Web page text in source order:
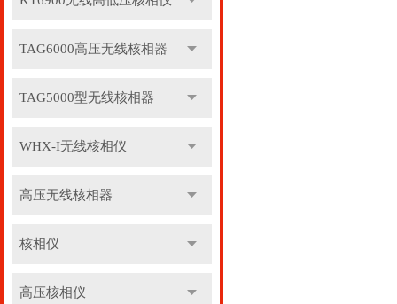
TAG6000高压无线核相器
TAG5000型无线核相器
WHX-I无线核相仪
高压无线核相器
核相仪
高压核相仪